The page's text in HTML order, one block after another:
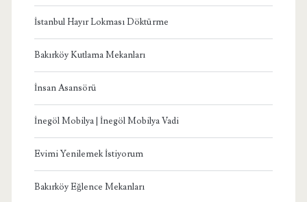
İstanbul Hayır Lokması Döktürme
Bakırköy Kutlama Mekanları
İnsan Asansörü
İnegöl Mobilya | İnegöl Mobilya Vadi
Evimi Yenilemek İstiyorum
Bakırköy Eğlence Mekanları